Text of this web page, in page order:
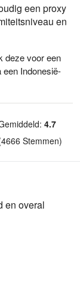
een proxy
en
deze voor een
een Indonesië-
: 4.7
4666 Stemmen)
en overal